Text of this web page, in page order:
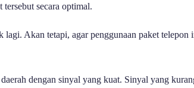
secara optimal.
Akan tetapi, agar penggunaan paket telepon
dengan sinyal yang kuat. Sinyal yang